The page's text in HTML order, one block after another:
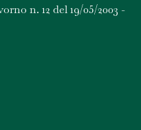
n. 12 del 19/05/2003 -